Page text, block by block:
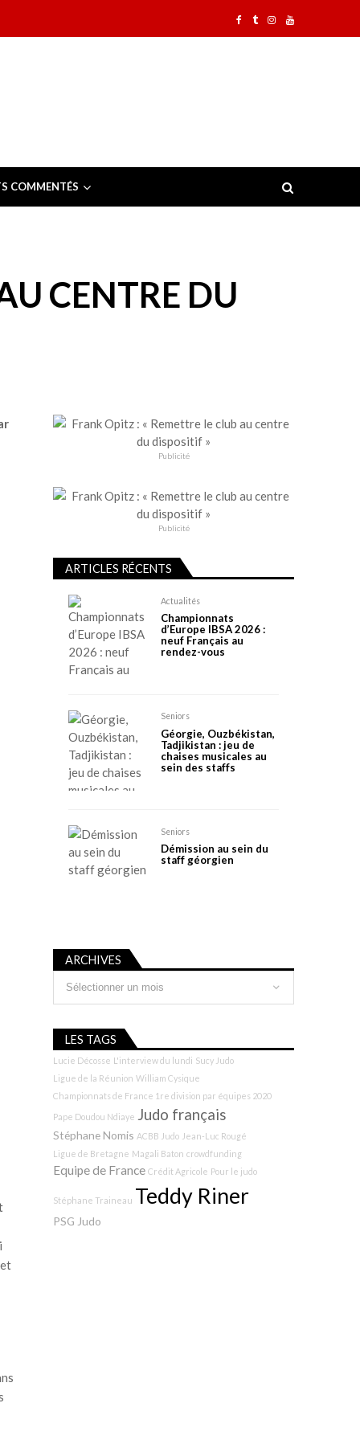
COMMENTÉS
CENTRE DU
Publicité
Publicité
ARTICLES RÉCENTS
Actualités
Championnats
d’Europe IBSA 2026 :
neuf Français au
rendez-vous
Seniors
Géorgie, Ouzbékistan,
Tadjikistan : jeu de
chaises musicales au
sein des staffs
Seniors
Démission au sein du
staff géorgien
ARCHIVES
LES TAGS
Lucie Décosse L'interview du lundi Sucy Judo
Ligue de la Réunion William Cysique
Championnats de France 1re division par équipes 2020
Pape Doudou Ndiaye Judo français
Stéphane Nomis ACBB Judo Jean-Luc Rougé
Ligue de Bretagne Magali Baton crowdfunding
Equipe de France Crédit Agricole Pour le judo
Stéphane Traineau Teddy Riner
PSG Judo